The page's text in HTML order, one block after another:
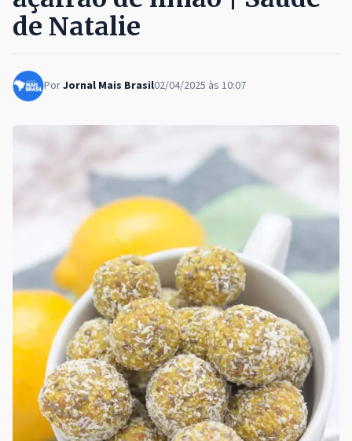
de Natalie
PorJornal Mais Brasil02/04/2025 às 10:07